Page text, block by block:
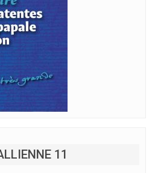
11